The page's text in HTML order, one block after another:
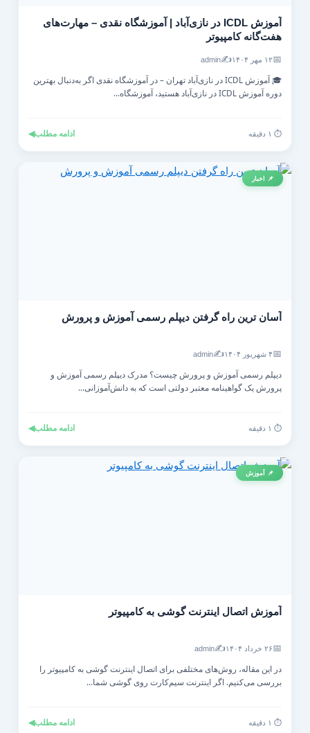
آموزش ICDL در نازی‌آباد | آموزشگاه نقدی – مهارت‌های
هفت‌گانه کامپیوتر
۱۲ مهر ۱۴۰۴ ✍️
admin
🎓 آموزش ICDL در نازی‌آباد تهران – در آموزشگاه نقدی اگر به‌دنبال بهترین
دوره آموزش ICDL در نازی‌آباد هستید، آموزشگاه...
ادامه مطلب◀
📌 اخبار
آسان ترین راه گرفتن دیپلم رسمی آموزش و پرورش
۴ شهریور ۱۴۰۴ ✍️
admin
دیپلم رسمی آموزش و پرورش چیست؟ مدرک دیپلم رسمی آموزش و
پرورش یک گواهینامه معتبر دولتی است که به دانش‌آموزانی...
ادامه مطلب◀
📌 آموزش
آموزش اتصال اینترنت گوشی به کامپیوتر
۲۶ خرداد ۱۴۰۴ ✍️
admin
در این مقاله، روش‌های مختلفی برای اتصال اینترنت گوشی به کامپیوتر را
بررسی می‌کنیم. اگر اینترنت سیم‌کارت روی گوشی شما...
ادامه مطلب◀